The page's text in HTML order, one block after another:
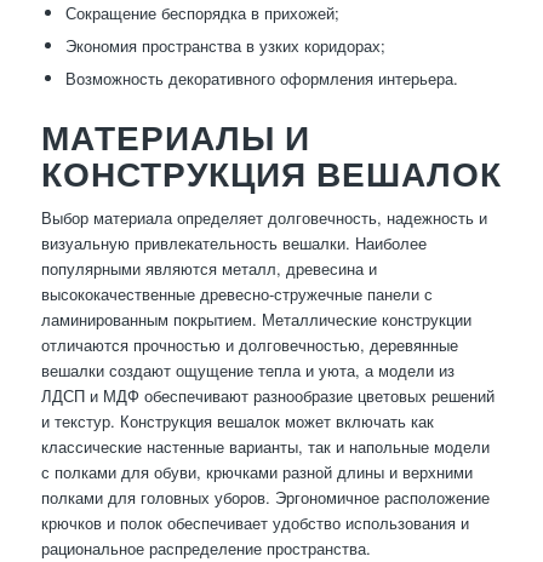
Сокращение беспорядка в прихожей;
Экономия пространства в узких коридорах;
Возможность декоративного оформления интерьера.
МАТЕРИАЛЫ И
КОНСТРУКЦИЯ ВЕШАЛОК
Выбор материала определяет долговечность, надежность и
визуальную привлекательность вешалки. Наиболее
популярными являются металл, древесина и
высококачественные древесно-стружечные панели с
ламинированным покрытием. Металлические конструкции
отличаются прочностью и долговечностью, деревянные
вешалки создают ощущение тепла и уюта, а модели из
ЛДСП и МДФ обеспечивают разнообразие цветовых решений
и текстур. Конструкция вешалок может включать как
классические настенные варианты, так и напольные модели
с полками для обуви, крючками разной длины и верхними
полками для головных уборов. Эргономичное расположение
крючков и полок обеспечивает удобство использования и
рациональное распределение пространства.